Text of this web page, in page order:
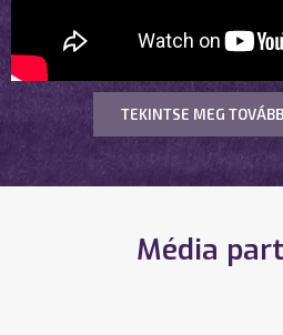
TEKINTSE MEG
Média